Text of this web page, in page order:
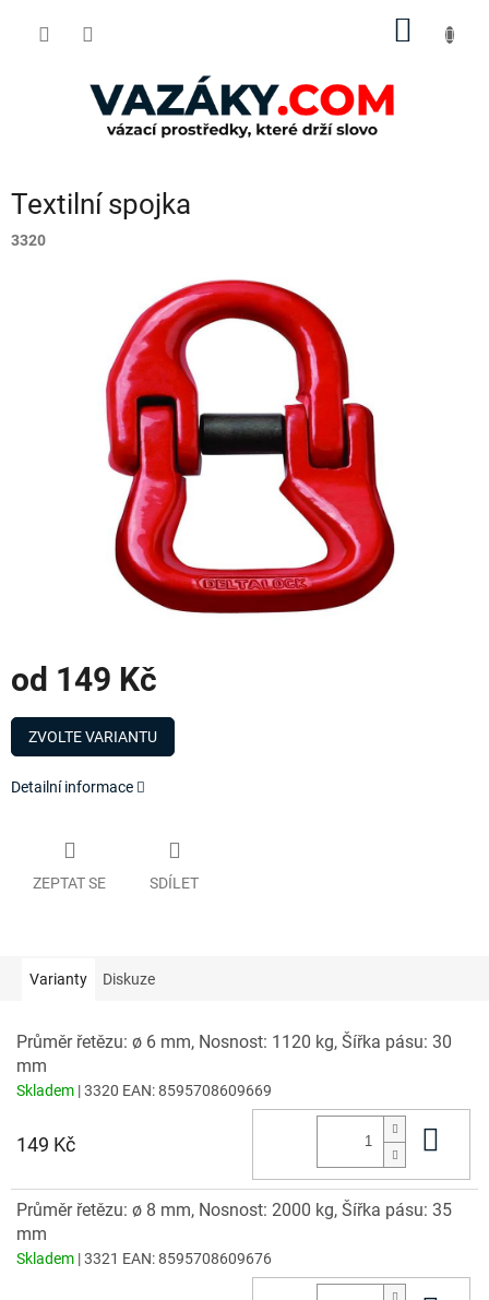
Textilní spojka
3320
od 149 Kč
Měrná
cena:
ZVOLTE VARIANTU
Detailní informace
ZEPTAT SE SDÍLET
Varianty Diskuze
Průměr řetězu: ø 6 mm, Nosnost: 1120 kg, Šířka pásu: 30
mm
Skladem | 3320 EAN:8595708609669
149 Kč
Průměr řetězu: ø 8 mm, Nosnost: 2000 kg, Šířka pásu: 35
mm
Skladem | 3321 EAN:8595708609676